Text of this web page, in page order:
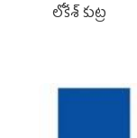
లోకేశ్ కుట్ర